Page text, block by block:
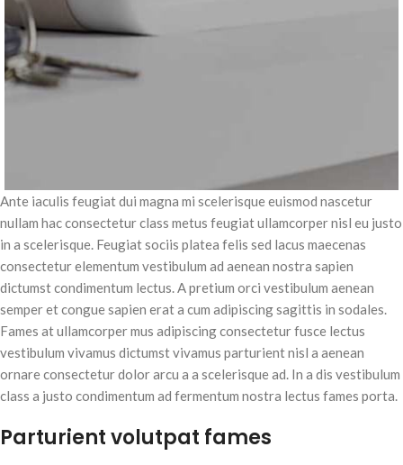
Ante iaculis feugiat dui magna mi scelerisque euismod nascetur
nullam hac consectetur class metus feugiat ullamcorper nisl eu justo
in a scelerisque. Feugiat sociis platea felis sed lacus maecenas
consectetur elementum vestibulum ad aenean nostra sapien
dictumst condimentum lectus. A pretium orci vestibulum aenean
semper et congue sapien erat a cum adipiscing sagittis in sodales.
Fames at ullamcorper mus adipiscing consectetur fusce lectus
vestibulum vivamus dictumst vivamus parturient nisl a aenean
ornare consectetur dolor arcu a a scelerisque ad. In a dis vestibulum
class a justo condimentum ad fermentum nostra lectus fames porta.
Parturient volutpat fames